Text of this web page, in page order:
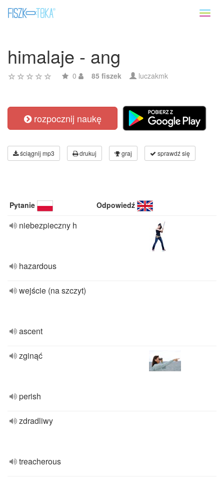
himalaje - ang
0 85 fiszek luczakmk
rozpocznij naukę
ściągnij mp3 drukuj graj sprawdź się
Pytanie Odpowiedź
niebezpieczny h
hazardous
wejście (na szczyt)
ascent
zginąć
perish
zdradliwy
treacherous